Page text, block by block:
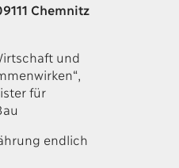
Chemnitz
und
für
endlich